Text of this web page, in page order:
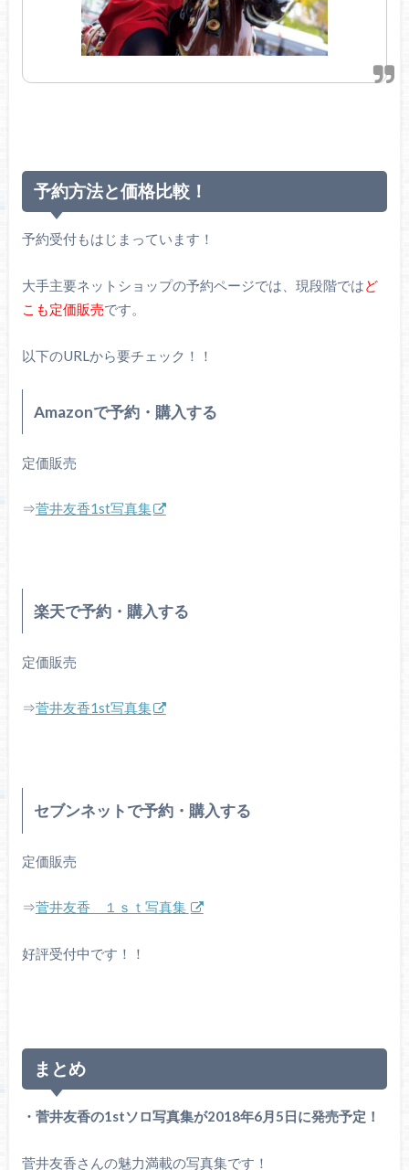
予約方法と価格比較！
予約受付もはじまっています！
大手主要ネットショップの予約ページでは、現段階ではど
こも定価販売です。
以下のURLから要チェック！！
Amazonで予約・購入する
定価販売
⇒菅井友香1st写真集
楽天で予約・購入する
定価販売
⇒菅井友香1st写真集
セブンネットで予約・購入する
定価販売
⇒菅井友香 １ｓｔ写真集
好評受付中です！！
まとめ
・菅井友香の1stソロ写真集が2018年6月5日に発売予定！
菅井友香さんの魅力満載の写真集です！